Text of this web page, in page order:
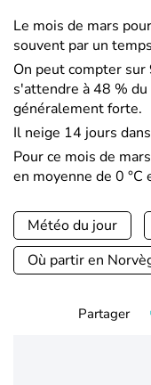
Le mois de mars
souvent par un
On peut compter
s'attendre à 48 %
généralement forte.
Il neige 14 jours
Pour ce mois de
en moyenne de 0 °C
Météo du jour
Où partir en
Partager